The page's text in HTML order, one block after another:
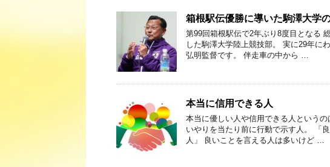
箱根駅伝優勝に導いた駒澤大学
第99回箱根駅伝で2年ぶり8度目となる
した駒澤大学陸上競技部。 実に29年に
弘明監督です。 伴走車の中から …
本当に信用できる人
本当に優しい人や信用できる人という
いやりを当たり前に行動で示す人。 「
人」 良いことを言える人は多いけど …